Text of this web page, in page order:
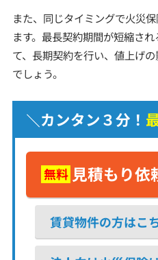
また、同じタイミングで火災
ます。最長契約期間が短縮さ
て、長期契約を行い、値上げ
でしょう。
カンタン３分！
無料 見積もり依
賃貸物件の方はこ